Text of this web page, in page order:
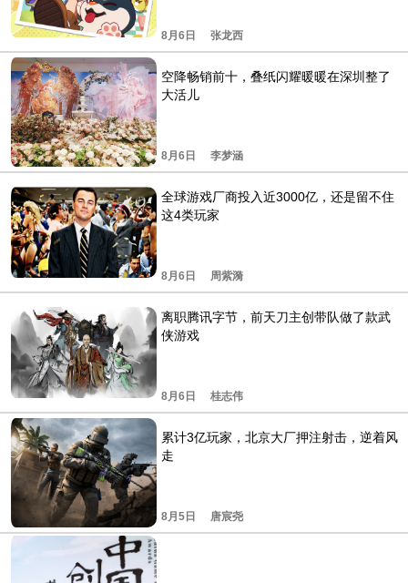
8月6日 张龙西
空降畅销前十，叠纸闪耀暖暖在深圳整了
大活儿
8月6日 李梦涵
全球游戏厂商投入近3000亿，还是留不住
这4类玩家
8月6日 周紫漪
离职腾讯字节，前天刀主创带队做了款武
侠游戏
8月6日 桂志伟
累计3亿玩家，北京大厂押注射击，逆着风
走
8月5日 唐宸尧